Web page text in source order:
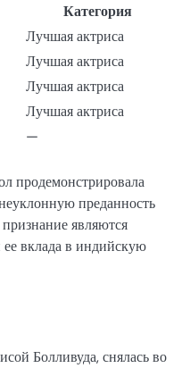
Категория
Лучшая актриса
Лучшая актриса
Лучшая актриса
Лучшая актриса
—
продемонстрировала
преданность
являются
вклада в индийскую
Болливуда, снялась во